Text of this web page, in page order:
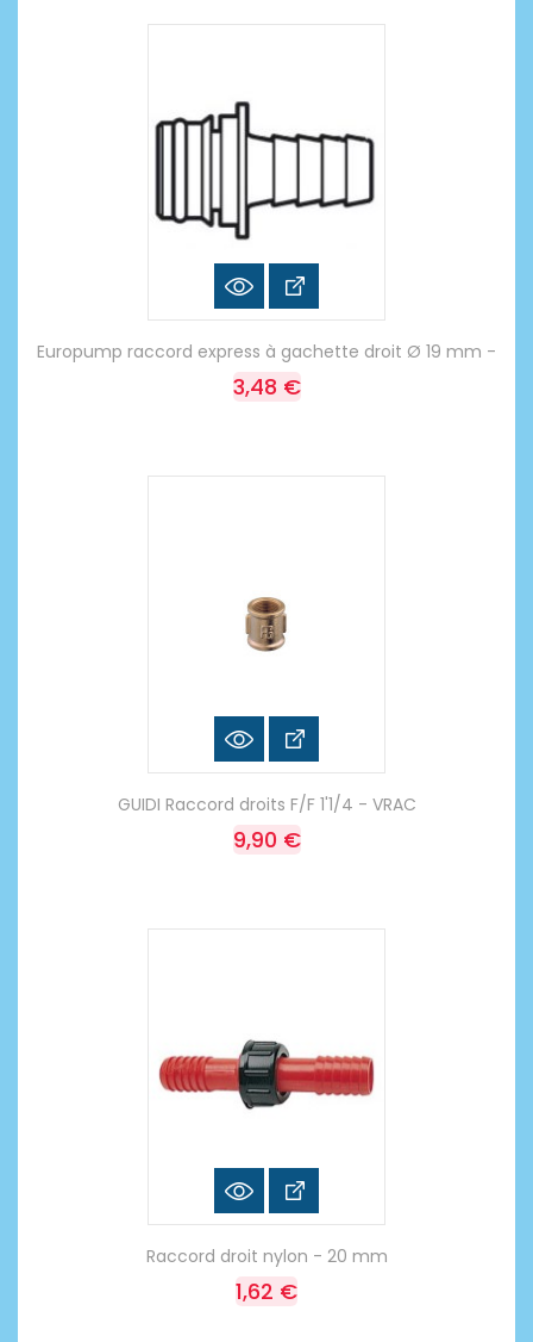
Europump raccord express à gachette droit Ø 19 mm -
3,48 €
GUIDI Raccord droits F/F 1'1/4 - VRAC
9,90 €
Raccord droit nylon - 20 mm
1,62 €